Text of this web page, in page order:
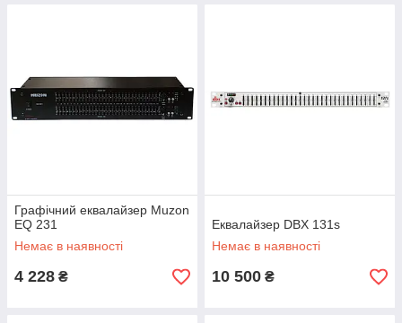
Графічний еквалайзер Muzon
EQ 231
Немає в наявності
4 228 ₴
Еквалайзер DBX 131s
Немає в наявності
10 500 ₴